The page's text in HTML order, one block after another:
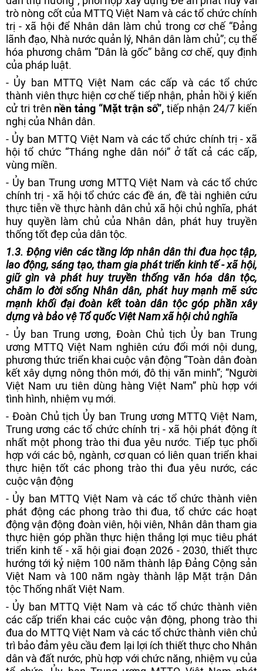
trò nòng cốt của MTTQ Việt Nam và các tổ chức chính
trị - xã hội để Nhân dân làm chủ trong cơ chế “Đảng
lãnh đạo, Nhà nước quản lý, Nhân dân làm chủ”; cụ thể
hóa phương châm “Dân là gốc” bằng cơ chế, quy định
của pháp luật.
- Ủy ban MTTQ Việt Nam các cấp và các tổ chức
thành viên thực hiện cơ chế tiếp nhận, phản hồi ý kiến
cử tri trên nền tảng “Mặt trận số”,tiếp nhận 24/7 kiến
nghị của Nhân dân.
- Ủy ban MTTQ Việt Nam và các tổ chức chính trị - xã
hội tổ chức “Tháng nghe dân nói” ở tất cả các cấp,
vùng miền.
- Ủy ban Trung ương MTTQ Việt Nam và các tổ chức
chính trị - xã hội tổ chức các đề án, đề tài nghiên cứu
thực tiễn về thực hành dân chủ xã hội chủ nghĩa, phát
huy quyền làm chủ của Nhân dân, phát huy truyền
thống tốt đẹp của dân tộc.
1.3. Động viên các tầng lớp nhân dân thi đua học tập,
lao động, sáng tạo, tham gia phát triển kinh tế - xã hội,
giữ gìn và phát huy truyền thống văn hóa dân tộc,
chăm lo đời sống Nhân dân, phát huy mạnh mẽ sức
mạnh khối đại đoàn kết toàn dân tộcgóp phần xây
dựng và bảo vệ Tổ quốc Việt Nam xã hội chủ nghĩa
- Ủy ban Trung ương, Đoàn Chủ tịch Ủy ban Trung
ương MTTQ Việt Nam nghiên cứu đổi mới nội dung,
phương thức triển khai cuộc vận động “Toàn dân đoàn
kết xây dựng nông thôn mới, đô thị văn minh”; “Người
Việt Nam ưu tiên dùng hàng Việt Nam” phù hợp với
tình hình, nhiệm vụ mới.
- Đoàn Chủ tịch Ủy ban Trung ương MTTQ Việt Nam,
Trung ương các tổ chức chính trị - xã hội phát động ít
nhất một phong trào thi đua yêu nước. Tiếp tục phối
hợp với các bộ, ngành, cơ quan có liên quan triển khai
thực hiện tốt các phong trào thi đua yêu nước, các
cuộc vận động
- Ủy ban MTTQ Việt Nam và các tổ chức thành viên
phát động các phong trào thi đua, tổ chức các hoạt
động vận động đoàn viên, hội viên, Nhân dân tham gia
thực hiện góp phần thực hiện thắng lợi mục tiêu phát
triển kinh tế - xã hội giai đoạn 2026 - 2030, thiết thực
hướng tới kỷ niệm 100 năm thành lập Đảng Cộng sản
Việt Nam và 100 năm ngày thành lập Mặt trận Dân
tộc Thống nhất Việt Nam.
- Ủy ban MTTQ Việt Nam và các tổ chức thành viên
các cấp triển khai các cuộc vận động, phong trào thi
đua do MTTQ Việt Nam và các tổ chức thành viên chủ
trì bảo đảm yêu cầu đem lại lợi ích thiết thực cho Nhân
dân và đất nước, phù hợp với chức năng, nhiệm vụ của